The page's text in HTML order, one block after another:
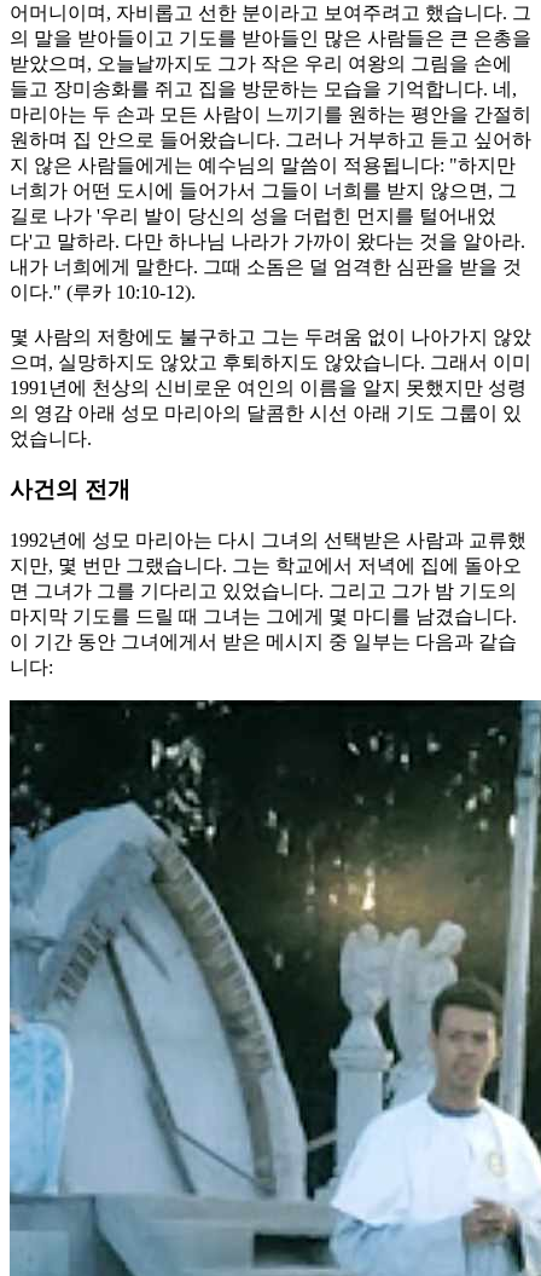
어머니이며, 자비롭고 선한 분이라고 보여주려고 했습니다. 그
의 말을 받아들이고 기도를 받아들인 많은 사람들은 큰 은총을
받았으며, 오늘날까지도 그가 작은 우리 여왕의 그림을 손에
들고 장미송화를 쥐고 집을 방문하는 모습을 기억합니다. 네,
마리아는 두 손과 모든 사람이 느끼기를 원하는 평안을 간절히
원하며 집 안으로 들어왔습니다. 그러나 거부하고 듣고 싶어하
지 않은 사람들에게는 예수님의 말씀이 적용됩니다: "하지만
너희가 어떤 도시에 들어가서 그들이 너희를 받지 않으면, 그
길로 나가 '우리 발이 당신의 성을 더럽힌 먼지를 털어내었
다'고 말하라. 다만 하나님 나라가 가까이 왔다는 것을 알아라.
내가 너희에게 말한다. 그때 소돔은 덜 엄격한 심판을 받을 것
이다." (루카 10:10-12).
몇 사람의 저항에도 불구하고 그는 두려움 없이 나아가지 않았
으며, 실망하지도 않았고 후퇴하지도 않았습니다. 그래서 이미
1991년에 천상의 신비로운 여인의 이름을 알지 못했지만 성령
의 영감 아래 성모 마리아의 달콤한 시선 아래 기도 그룹이 있
었습니다.
사건의 전개
1992년에 성모 마리아는 다시 그녀의 선택받은 사람과 교류했
지만, 몇 번만 그랬습니다. 그는 학교에서 저녁에 집에 돌아오
면 그녀가 그를 기다리고 있었습니다. 그리고 그가 밤 기도의
마지막 기도를 드릴 때 그녀는 그에게 몇 마디를 남겼습니다.
이 기간 동안 그녀에게서 받은 메시지 중 일부는 다음과 같습
니다: